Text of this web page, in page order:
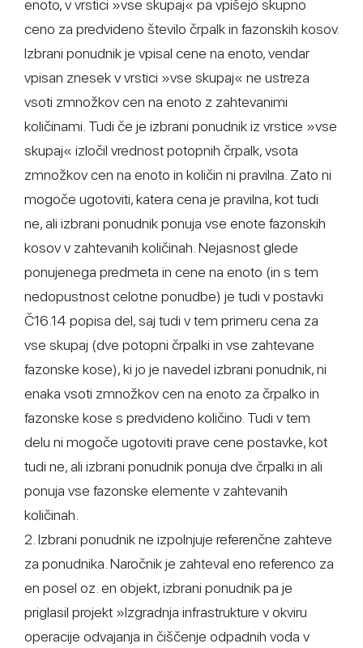
enoto, v vrstici »vse skupaj« pa vpišejo skupno
ceno za predvideno število črpalk in fazonskih kosov.
Izbrani ponudnik je vpisal cene na enoto, vendar
vpisan znesek v vrstici »vse skupaj« ne ustreza
vsoti zmnožkov cen na enoto z zahtevanimi
količinami. Tudi če je izbrani ponudnik iz vrstice »vse
skupaj« izločil vrednost potopnih črpalk, vsota
zmnožkov cen na enoto in količin ni pravilna. Zato ni
mogoče ugotoviti, katera cena je pravilna, kot tudi
ne, ali izbrani ponudnik ponuja vse enote fazonskih
kosov v zahtevanih količinah. Nejasnost glede
ponujenega predmeta in cene na enoto (in s tem
nedopustnost celotne ponudbe) je tudi v postavki
Č16.14 popisa del, saj tudi v tem primeru cena za
vse skupaj (dve potopni črpalki in vse zahtevane
fazonske kose), ki jo je navedel izbrani ponudnik, ni
enaka vsoti zmnožkov cen na enoto za črpalko in
fazonske kose s predvideno količino. Tudi v tem
delu ni mogoče ugotoviti prave cene postavke, kot
tudi ne, ali izbrani ponudnik ponuja dve črpalki in ali
ponuja vse fazonske elemente v zahtevanih
količinah.
2. Izbrani ponudnik ne izpolnjuje referenčne zahteve
za ponudnika. Naročnik je zahteval eno referenco za
en posel oz. en objekt, izbrani ponudnik pa je
priglasil projekt »Izgradnja infrastrukture v okviru
operacije odvajanja in čiščenje odpadnih voda v